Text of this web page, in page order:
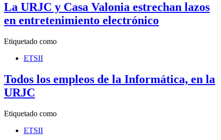
La URJC y Casa Valonia estrechan lazos
en entretenimiento electrónico
Etiquetado como
ETSII
Todos los empleos de la Informática, en la
URJC
Etiquetado como
ETSII